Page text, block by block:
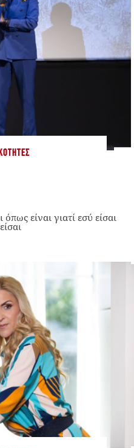
είναι γιατί εσύ είσαι